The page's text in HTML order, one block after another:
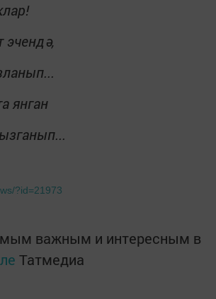
эчендә,
янган
?id=21973
важным и интересным в
Татмедиа